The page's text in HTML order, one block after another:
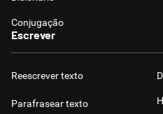
Conjugação
Escrever
Reescrever texto
Parafrasear texto